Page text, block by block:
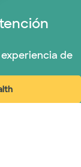
de
nueva)